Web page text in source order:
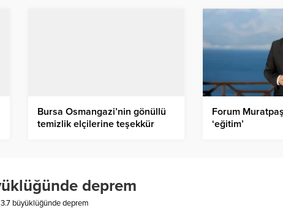
Bursa Osmangazi’nin gönüllü
temizlik elçilerine teşekkür
Forum
‘eğitim’
deprem
büyüklüğünde deprem